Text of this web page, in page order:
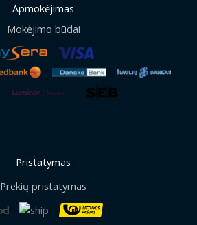
Apmokėjimas
Mokėjimo būdai
Pristatymas
Prekių pristatymas